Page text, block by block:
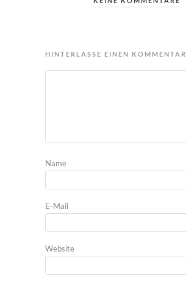
HINTERLASSE EINEN KOMMENTAR
Name
E-Mail
Website